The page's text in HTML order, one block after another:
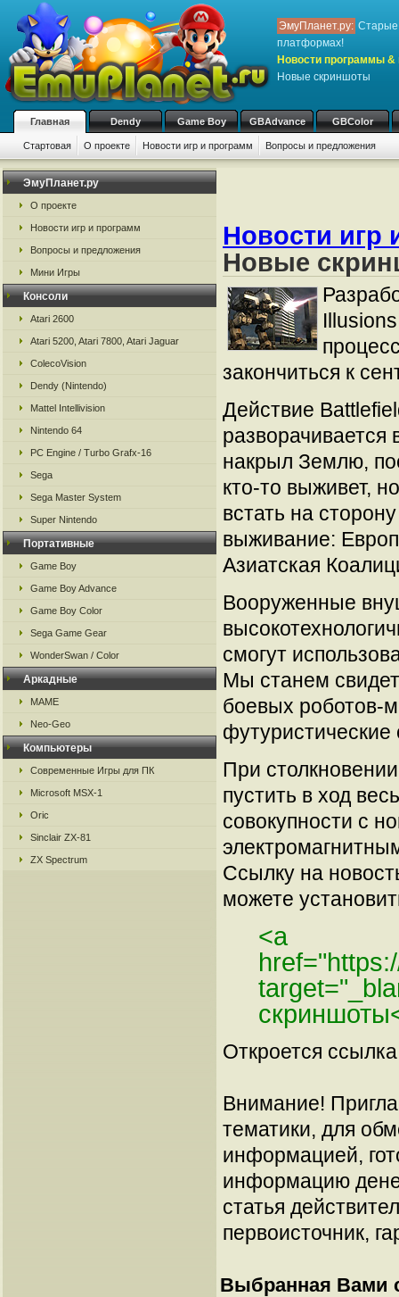
ЭмуПланет.ру: Старые
платформах!
Новости программы &
Новые скриншоты
Главная Dendy Game Boy GBAdvance GBColor
Стартовая О проекте Новости игр и программ Вопросы и предложения
ЭмуПланет.ру
О проекте
Новости игр и программ
Вопросы и предложения
Мини Игры
Консоли
Atari 2600
Atari 5200, Atari 7800, Atari Jaguar
ColecoVision
Dendy (Nintendo)
Mattel Intellivision
Nintendo 64
PC Engine / Turbo Grafx-16
Sega
Sega Master System
Super Nintendo
Портативные
Game Boy
Game Boy Advance
Game Boy Color
Sega Game Gear
WonderSwan / Color
Аркадные
MAME
Neo-Geo
Компьютеры
Современные Игры для ПК
Microsoft MSX-1
Oric
Sinclair ZX-81
ZX Spectrum
Новости игр
Новые
закончиться к
Действие
накрыл Землю,
кто-то выживет,
встать на
выживание:
Азиатская
Вооруженные
смогут
Мы станем
боевых роботов-
футуристические
При
пустить в ход
совокупности с
Ссылку на
можете
<a
Откроется
Внимание!
тематики, для
информацией,
информацию
статья
первоисточник,
Выбранная Вами